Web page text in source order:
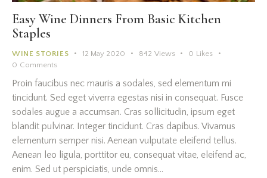
Easy Wine Dinners From Basic Kitchen
Staples
WINE STORIES 12 May 2020 842 Views 0 Likes
0 Comments
Proin faucibus nec mauris a sodales, sed elementum mi
tincidunt. Sed eget viverra egestas nisi in consequat. Fusce
sodales augue a accumsan. Cras sollicitudin, ipsum eget
blandit pulvinar. Integer tincidunt. Cras dapibus. Vivamus
elementum semper nisi. Aenean vulputate eleifend tellus.
Aenean leo ligula, porttitor eu, consequat vitae, eleifend ac,
enim. Sed ut perspiciatis, unde omnis…